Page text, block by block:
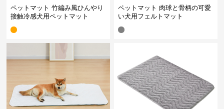
ペットマット 竹編み風ひんやり
接触冷感犬用ペットマット
ペットマット 肉球と骨柄の可愛
い犬用フェルトマット